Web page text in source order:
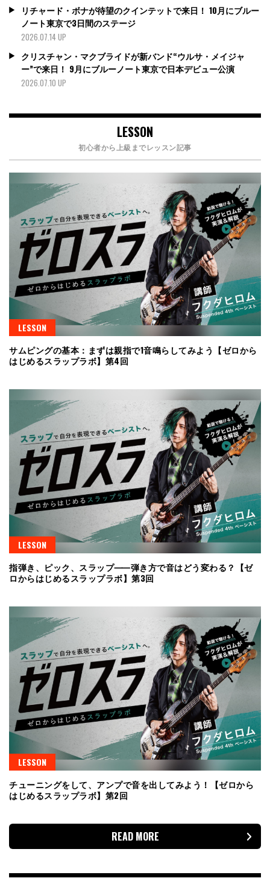
リチャード・ボナが待望のクインテットで来日！ 10月にブルー
ノート東京で3日間のステージ
2026.07.14 UP
クリスチャン・マクブライドが新バンド“ウルサ・メイジャ
ー”で来日！ 9月にブルーノート東京で日本デビュー公演
2026.07.10 UP
LESSON
初心者から上級までレッスン記事
LESSON
サムピングの基本：まずは親指で1音鳴らしてみよう【ゼロから
はじめるスラップラボ】第4回
LESSON
指弾き、ピック、スラップ⸺弾き方で音はどう変わる？【ゼ
ロからはじめるスラップラボ】第3回
LESSON
チューニングをして、アンプで音を出してみよう！【ゼロから
はじめるスラップラボ】第2回
READ MORE